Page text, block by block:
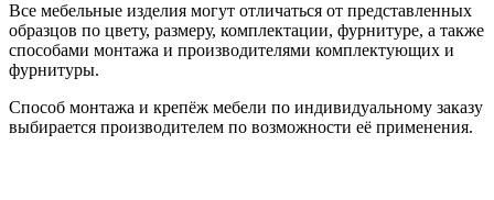
Все мебельные изделия могут отличаться от представленных
образцов по цвету, размеру, комплектации, фурнитуре, а также
способами монтажа и производителями комплектующих и
фурнитуры.
Способ монтажа и крепёж мебели по индивидуальному заказу
выбирается производителем по возможности её применения.